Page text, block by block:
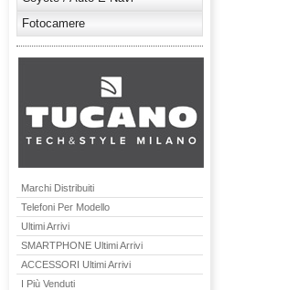
Fotocamere
Marchi Distribuiti
Telefoni Per Modello
Ultimi Arrivi
SMARTPHONE Ultimi Arrivi
ACCESSORI Ultimi Arrivi
I Più Venduti